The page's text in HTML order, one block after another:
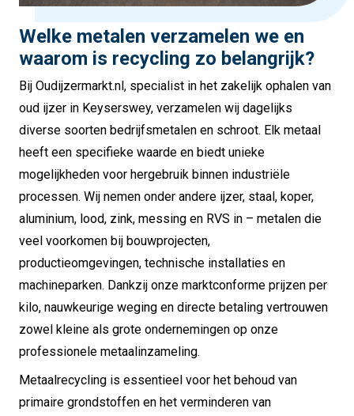
Welke metalen verzamelen we en
waarom is recycling zo belangrijk?
Bij Oudijzermarkt.nl, specialist in het zakelijk ophalen van
oud ijzer in Keyserswey, verzamelen wij dagelijks
diverse soorten bedrijfsmetalen en schroot. Elk metaal
heeft een specifieke waarde en biedt unieke
mogelijkheden voor hergebruik binnen industriële
processen. Wij nemen onder andere ijzer, staal, koper,
aluminium, lood, zink, messing en RVS in – metalen die
veel voorkomen bij bouwprojecten,
productieomgevingen, technische installaties en
machineparken. Dankzij onze marktconforme prijzen per
kilo, nauwkeurige weging en directe betaling vertrouwen
zowel kleine als grote ondernemingen op onze
professionele metaalinzameling.
Metaalrecycling is essentieel voor het behoud van
primaire grondstoffen en het verminderen van